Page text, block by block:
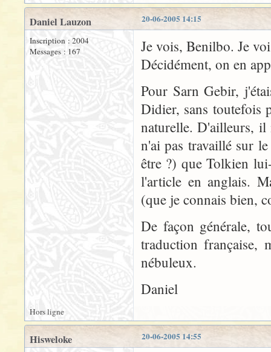
20-06-2005 14:15
Daniel Lauzon
Inscription : 2004
Messages : 167
Je vois, Benilbo. Je
Décidément, on en
Pour Sarn Gebir,
Didier, sans toutefois
naturelle. D'ailleurs, il
n'ai pas travaillé sur
être ?) que Tolkien
l'article en anglais.
(que je connais bien,
De façon générale,
traduction française,
nébuleux.
Daniel
Hors ligne
20-06-2005 14:55
Hisweloke